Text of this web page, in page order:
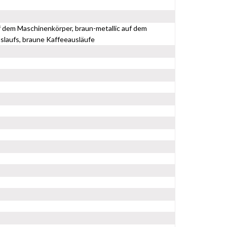
Maschinenkörper, braun-metallic auf dem
braune Kaffeeausläufe